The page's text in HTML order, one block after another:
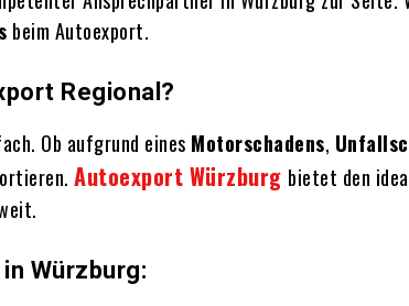
beim Autoexport.
Regional?
Ob aufgrund eines Motorschadens,
Autoexport Würzburg bietet den
Würzburg: